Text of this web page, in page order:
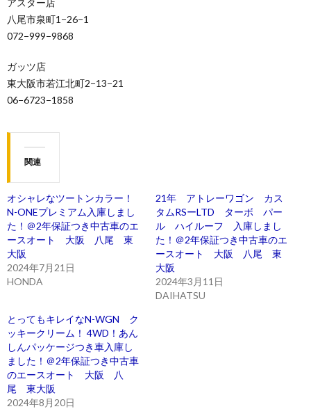
八尾市泉町1−26−1
‪072−999−9868‬
ガッツ店
東大阪市若江北町‪2−13−21‬
‪06−6723−1858‬‬
関連
オシャレなツートンカラー！
N-ONEプレミアム入庫しまし
た！＠2年保証つき中古車のエ
ースオート 大阪 八尾 東
大阪
2024年7月21日
HONDA
21年 アトレーワゴン カス
タムRSーLTD ターボ パー
ル ハイルーフ 入庫しまし
た！＠2年保証つき中古車のエ
ースオート 大阪 八尾 東
大阪
2024年3月11日
DAIHATSU
とってもキレイなN-WGN ク
ッキークリーム！ 4WD！あん
しんパッケージつき車入庫し
ました！＠2年保証つき中古車
のエースオート 大阪 八
尾 東大阪
2024年8月20日